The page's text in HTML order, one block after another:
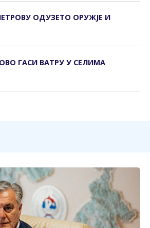
ОДУЗЕТО ОРУЖЈЕ И
ГАСИ ВАТРУ У СЕЛИМА